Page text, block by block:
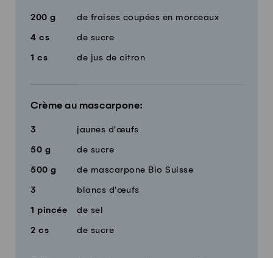
200 g de fraises coupées en morceaux
4 cs de sucre
1 cs de jus de citron
Crème au mascarpone:
3 jaunes d'œufs
50 g de sucre
500 g de mascarpone Bio Suisse
3 blancs d'œufs
1 pincée de sel
2 cs de sucre